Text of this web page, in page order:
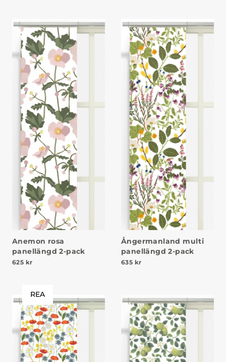
Anemon rosa
panellängd 2-pack
625 kr
Ångermanland multi
panellängd 2-pack
635 kr
REA